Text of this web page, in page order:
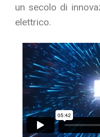
un secolo di
elettrico.